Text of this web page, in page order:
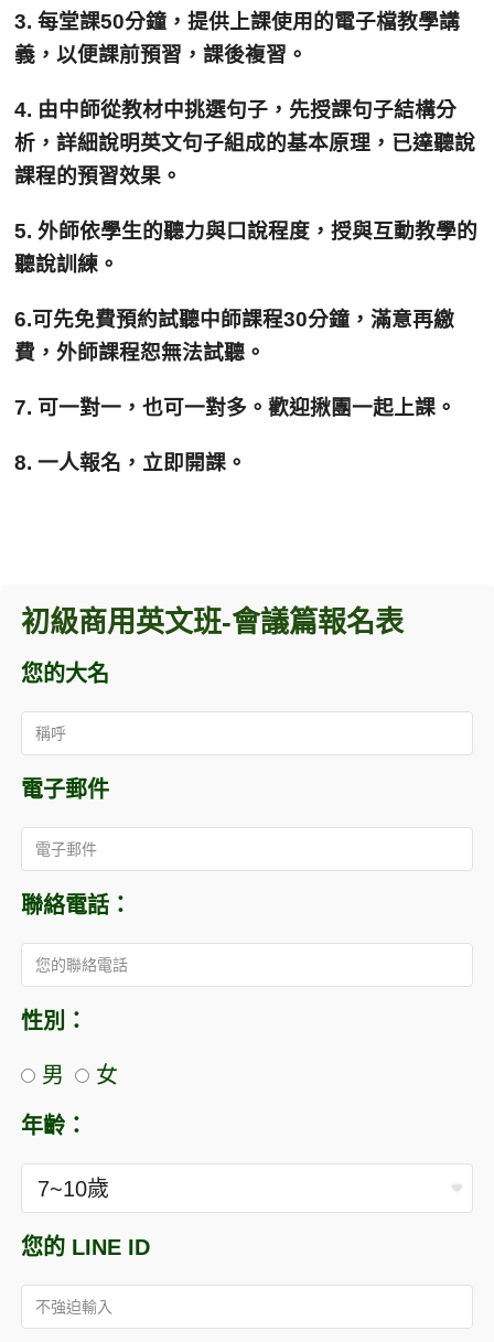
3. 每堂課50分鐘，提供上課使用的電子檔教學講
義，以便課前預習，課後複習。
4. 由中師從教材中挑選句子，先授課句子結構分
析，詳細說明英文句子組成的基本原理，已達聽說
課程的預習效果。
5. 外師依學生的聽力與口說程度，授與互動教學的
聽說訓練。
6.可先免費預約試聽中師課程30分鐘，滿意再繳
費，外師課程恕無法試聽。
7. 可一對一，也可一對多。歡迎揪團一起上課。
8. 一人報名，立即開課。
初級商用英文班-會議篇報名表
您的大名
電子郵件
聯絡電話：
性別：
男 女
年齡：
您的 LINE ID